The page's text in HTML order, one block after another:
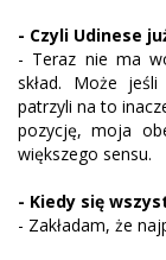
- Czyli Udinese
- Teraz nie ma
skład. Może
patrzyli na to
pozycję, moja
większego sensu.
- Kiedy się
- Zakładam, że